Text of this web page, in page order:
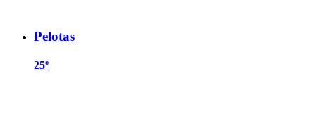
Pelotas
25º